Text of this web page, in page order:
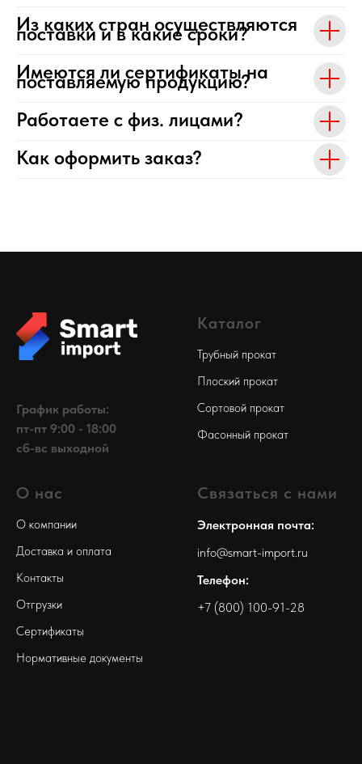
Из каких стран осуществляются
поставки и в какие сроки?
Имеются ли сертификаты на
поставляемую продукцию?
Работаете с физ. лицами?
Как оформить заказ?
График работы:
пт-пт 9:00 - 18:00
сб-вс выходной
Каталог
Трубный прокат
Плоский прокат
Сортовой прокат
Фасонный прокат
О нас
О компании
Доставка и оплата
Контакты
Отгрузки
Сертификаты
Нормативные документы
Связаться с нами
Электронная почта:
info@smart-import.ru
Телефон:
+7 (800) 100-91-28